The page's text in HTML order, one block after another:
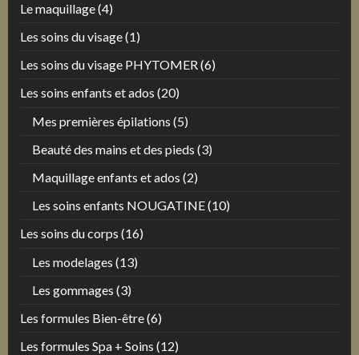
Le maquillage(4)
Les soins du visage(1)
Les soins du visage PHYTOMER(6)
Les soins enfants et ados (20)
Mes premières épilations (5)
Beauté des mains et des pieds (3)
Maquillage enfants et ados (2)
Les soins enfants NOUGATINE(10)
Les soins du corps (16)
Les modelages (13)
Les gommages (3)
Les formules Bien-être(6)
Les formules Spa + Soins (12)